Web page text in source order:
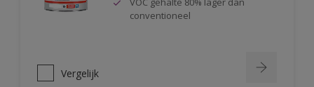
conventioneel
Vergelijk